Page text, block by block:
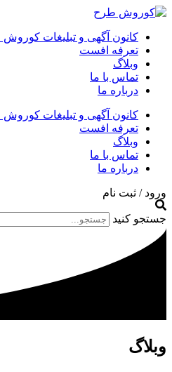
کانون آگهی و تبلیغات
تعرفه افست
وبلاگ
تماس با ما
درباره ما
کانون آگهی و تبلیغات
تعرفه افست
وبلاگ
تماس با ما
درباره ما
ورود / ثبت نام
جستجو کنید
وبلاگ